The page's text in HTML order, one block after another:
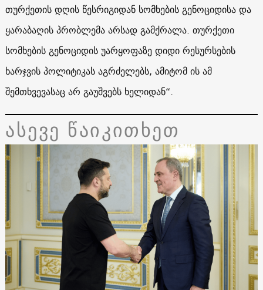
თურქეთის დღის წესრიგიდან სომხების გენოციდისა და
ყარაბაღის პრობლემა არსად გამქრალა. თურქეთი
სომხების გენოციდის უარყოფაზე დიდი რესურსების
ხარჯვის პოლიტიკას აგრძელებს, ამიტომ ის ამ
შემთხვევასაც არ გაუშვებს ხელიდან“.
ასევე წაიკითხეთ